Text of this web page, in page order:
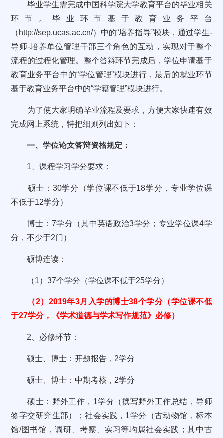
毕业学生需完成中国科学院大学教育平台的毕业相关
环节。毕业环节基于教育业务平台
（http://sep.ucas.ac.cn/）中的“培养指导”模块，通过学生-
导师-培养单位管理干部三个角色的互动，实现对于整个
流程的过程化管理。整个答辩环节完成后，学位申请基于
教育业务平台中的“学位管理”模块进行，最后的就业环节
基于教育业务平台中的“学籍管理”模块进行。
为了使大家明确毕业流程及要求，方便大家快速有效
完成网上系统，特把细则列出如下：
一、学位论文答辩资格规定：
1、课程学习学分要求：
硕士：30学分（学位课不低于18学分，专业学位课
不低于12学分）
博士：7学分（其中英语政治3学分；专业学位课4学
分，不少于2门）
硕博连读：
（1）37个学分（学位课不低于25学分）
（2）2019年3月入学的博士38个学分（学位课不低
于27学分，《学术道德与学术写作规范》必修）
2、必修环节：
硕士、博士：开题报告，2学分
硕士、博士：中期考核，2学分
硕士：野外工作，1学分（撰写野外工作总结，导师
签字交研究生部）；社会实践，1学分（古动物馆，标本
馆/图书馆，调研、考察、实习等均属社会实践；其中古